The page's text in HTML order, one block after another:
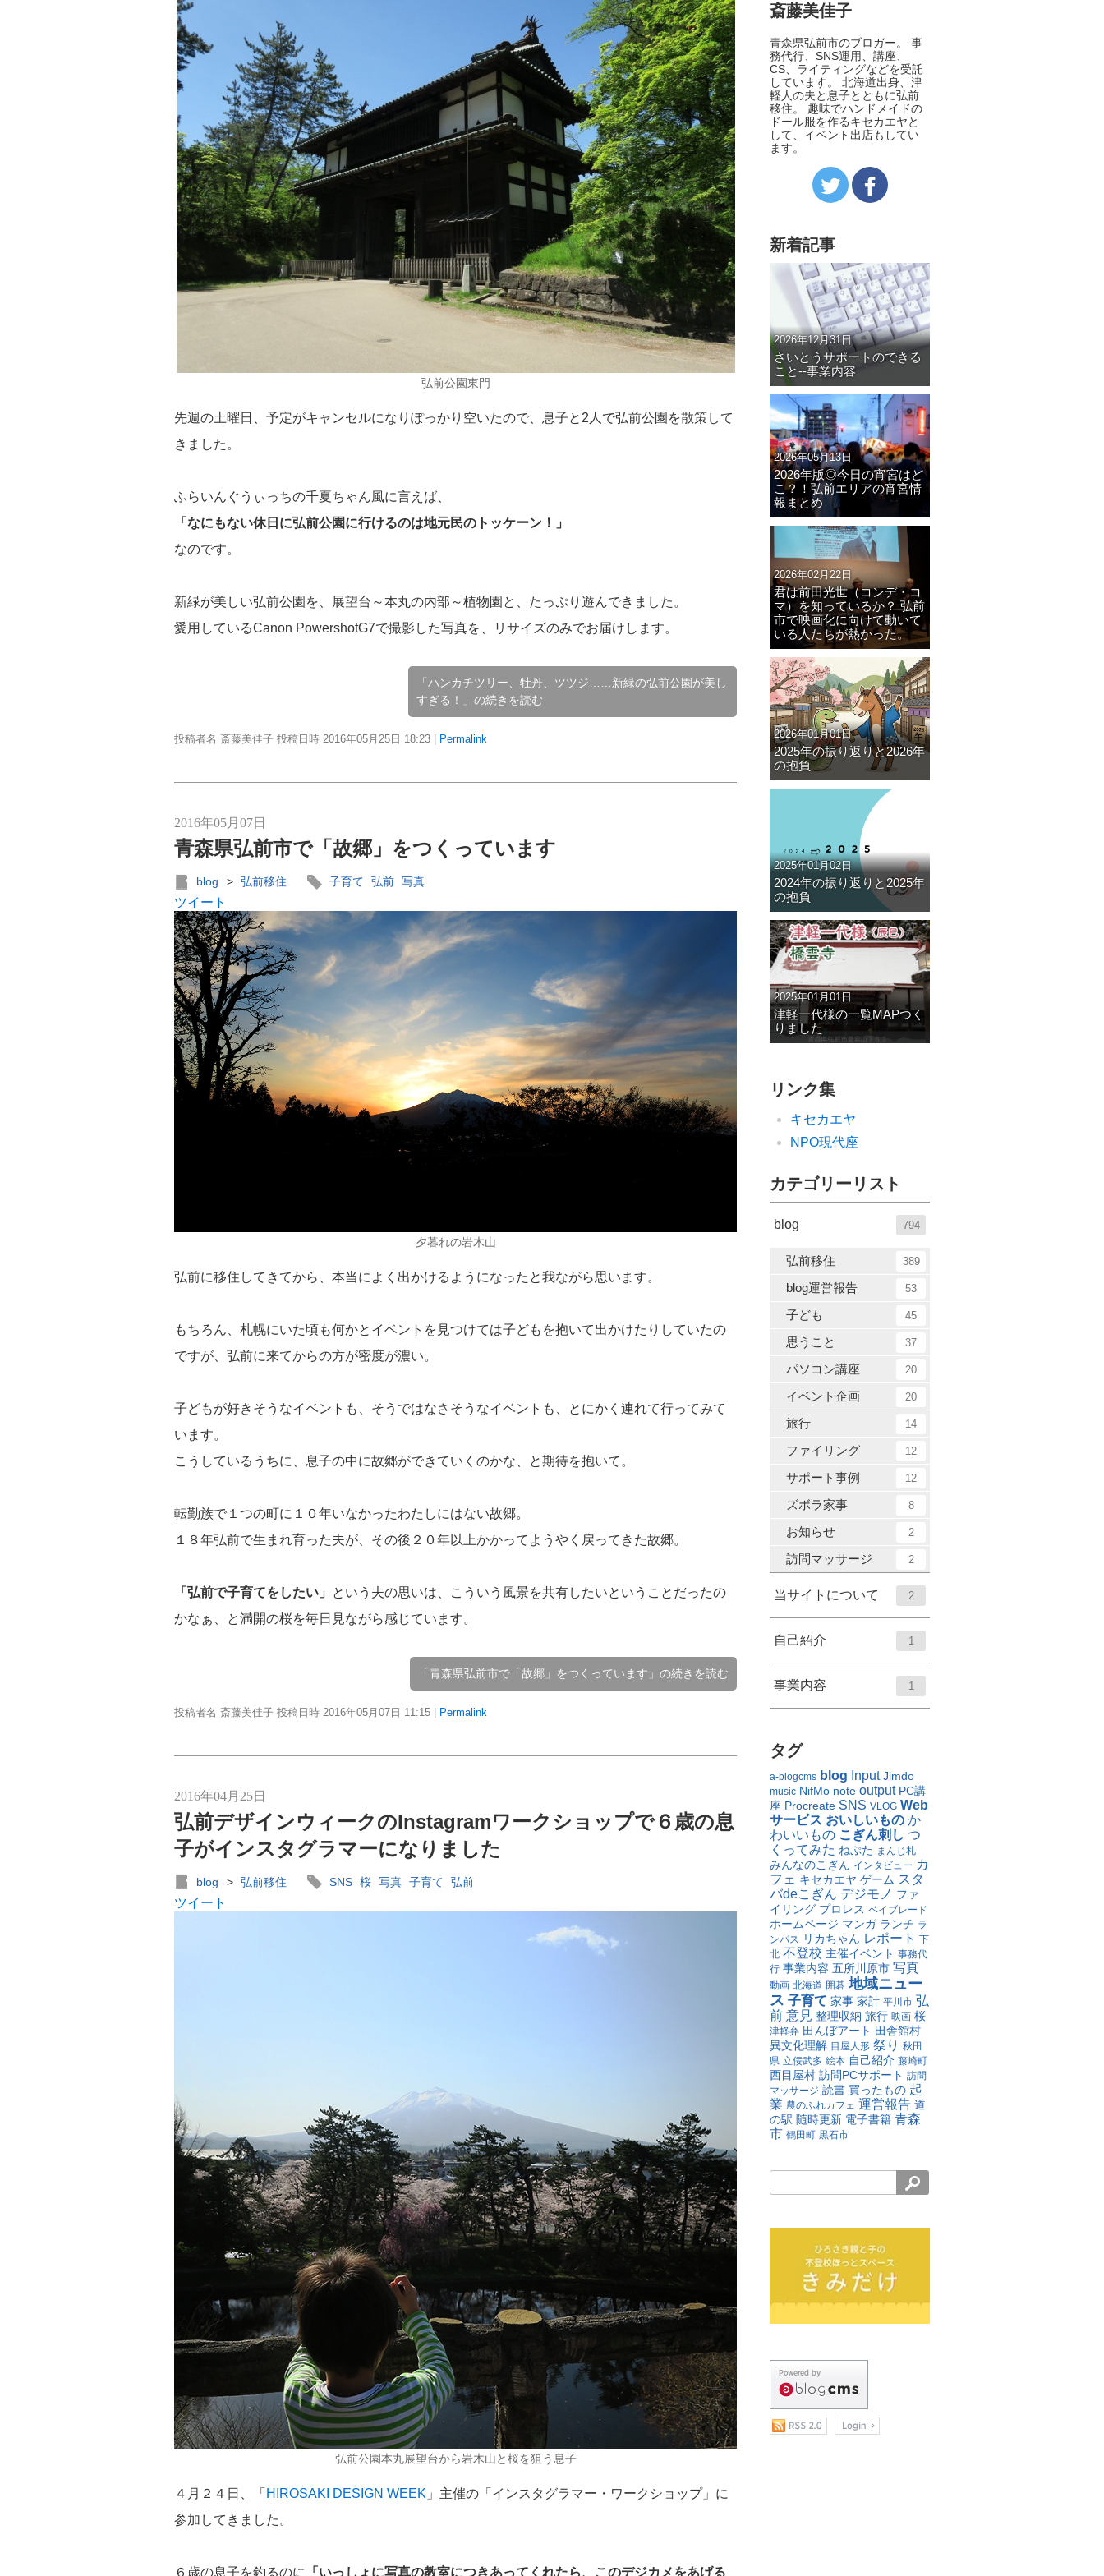
弘前公園東門
先週の土曜日、予定がキャンセルになりぽっかり空いたので、息子と2人で弘前公園を散策して
きました。
ふらいんぐうぃっちの千夏ちゃん風に言えば、
「なにもない休日に弘前公園に行けるのは地元民のトッケーン！」
なのです。
新緑が美しい弘前公園を、展望台～本丸の内部～植物園と、たっぷり遊んできました。
愛用しているCanon PowershotG7で撮影した写真を、リサイズのみでお届けします。
「ハンカチツリー、牡丹、ツツジ……新緑の弘前公園が美し
すぎる！」の続きを読む
投稿者名 斎藤美佳子 投稿日時 2016年05月25日 18:23 Permalink
2016年05月07日
青森県弘前市で「故郷」をつくっています
blog > 弘前移住 子育て 弘前 写真
ツイート
夕暮れの岩木山
弘前に移住してきてから、本当によく出かけるようになったと我ながら思います。
もちろん、札幌にいた頃も何かとイベントを見つけては子どもを抱いて出かけたりしていたの
ですが、弘前に来てからの方が密度が濃い。
子どもが好きそうなイベントも、そうではなさそうなイベントも、とにかく連れて行ってみて
います。
こうしているうちに、息子の中に故郷ができていくのかな、と期待を抱いて。
転勤族で１つの町に１０年いなかったわたしにはない故郷。
１８年弘前で生まれ育った夫が、その後２０年以上かかってようやく戻ってきた故郷。
「弘前で子育てをしたい」
という夫の思いは、こういう風景を共有したいということだったの
かなぁ、と満開の桜を毎日見ながら感じています。
「青森県弘前市で「故郷」をつくっています」の続きを読む
投稿者名 斎藤美佳子 投稿日時 2016年05月07日 11:15 | Permalink
2016年04月25日
弘前デザインウィークのInstagramワークショップで６歳の息
子がインスタグラマーになりました
blog > 弘前移住 SNS 桜 写真 子育て 弘前
ツイート
弘前公園本丸展望台から岩木山と桜を狙う息子
４月２４日、「 HIROSAKI DESIGN WEEK 」主催の「インスタグラマー・ワークショップ」に
参加してきました。
６歳の息子を釣るのに 「いっしょに写真の教室につきあってくれたら、このデジカメをあげる
斎藤美佳子
青森県弘前市のブロガー。 事
務代行、SNS運用、講座、
CS、ライティングなどを受託
しています。 北海道出身、津
軽人の夫と息子とともに弘前
移住。 趣味でハンドメイドの
ドール服を作るキセカエヤと
して、イベント出店もしてい
ます。
新着記事
2026年12月31日
さいとうサポートのできる
こと--事業内容
2026年05月13日
2026年版◎今日の宵宮はど
こ？！弘前エリアの宵宮情
報まとめ
2026年02月22日
君は前田光世（コンデ・コ
マ）を知っているか？ 弘前
市で映画化に向けて動いて
いる人たちが熱かった。
2026年01月01日
2025年の振り返りと2026年
の抱負
2025年01月02日
2024年の振り返りと2025年
の抱負
2025年01月01日
津軽一代様の一覧MAPつく
りました
リンク集
キセカエヤ
NPO現代座
カテゴリーリスト
blog 794
弘前移住 389
blog運営報告 53
子ども 45
思うこと 37
パソコン講座 20
イベント企画 20
旅行 14
ファイリング 12
サポート事例 12
ズボラ家事 8
お知らせ 2
訪問マッサージ 2
当サイトについて 2
自己紹介 1
事業内容 1
タグ
a-blogcms blog Input Jimdo
music NifMo note output PC講
座 Procreate SNS VLOG Web
サービス おいしいもの か
わいいもの こぎん刺し つ
くってみた ねぷた まんじ札
みんなのこぎん インタビュー カ
フェ キセカエヤ ゲーム スタ
バdeこぎん デジモノ ファ
イリング プロレス ベイブレード
ホームページ マンガ ランチ ラ
ンパス リカちゃん レポート 下
北 不登校 主催イベント 事務代
行 事業内容 五所川原市 写真
動画 北海道 囲碁 地域ニュー
ス 子育て 家事 家計 平川市 弘
前 意見 整理収納 旅行 映画 桜
津軽弁 田んぼアート 田舎館村
異文化理解 目屋人形 祭り 秋田
県 立佞武多 絵本 自己紹介 藤崎町
西目屋村 訪問PCサポート 訪問
マッサージ 読書 買ったもの 起
業 農のふれカフェ 運営報告 道
の駅 随時更新 電子書籍 青森
市 鶴田町 黒石市